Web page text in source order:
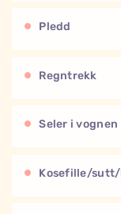
Pledd
Regntrekk
Seler i vognen
Kosefille/sutt/